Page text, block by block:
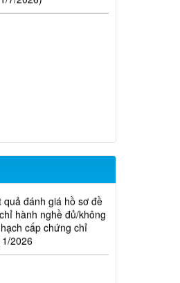
xây dựng (Đợt
cấp chứng chỉ
2026
đánh giá hồ sơ đề
hành nghề đủ/không
cấp chứng chỉ
2026